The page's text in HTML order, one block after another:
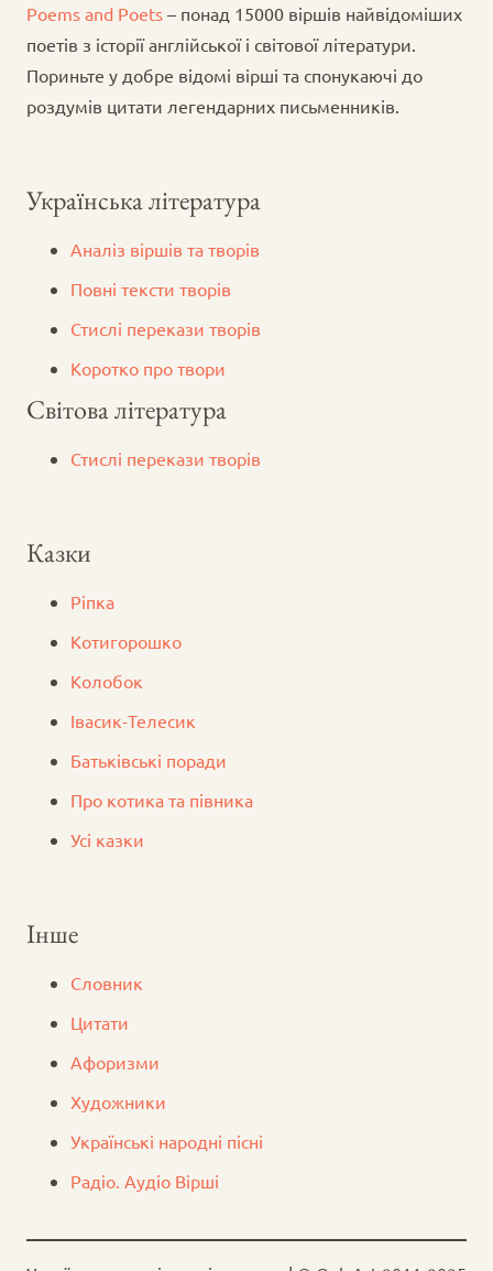
Poems and Poets – понад 15000 віршів найвідоміших
поетів з історії англійської і світової літератури.
Пориньте у добре відомі вірші та спонукаючі до
роздумів цитати легендарних письменників.
Українська література
Аналіз віршів та творів
Повні тексти творів
Стислі перекази творів
Коротко про твори
Світова література
Стислі перекази творів
Казки
Ріпка
Котигорошко
Колобок
Iвасик-Телесик
Батьківські поради
Про котика та півника
Усі казки
Інше
Словник
Цитати
Афоризми
Художники
Українські народні пісні
Радіо. Аудіо Вірші